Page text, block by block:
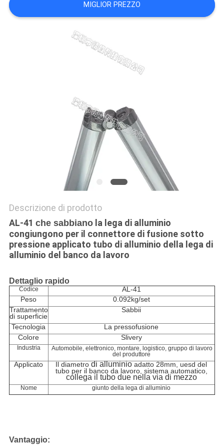
POLITICA
MIGLIOR PREZZO
Descrizione di prodotto
AL-41 che sabbianola lega di alluminio
congiungono per il connettore di fusione sotto
pressione applicato tubo di alluminio della lega di
alluminio del banco da lavoro
Dettaglio rapido
Codice
AL-41
Peso
0.092kg/set
Trattamento
di superficie
Sabbii
Tecnologia
La pressofusione
Colore
Slivery
Industria
Automobile, elettronico, montare, logistico, gruppo di lavoro
del produttore
Applicato Il diametro di alluminioadatto 28mm, uesd del
tubo per il banco da lavoro, sistema automatico,
collega il tubo due nella via di mezzo
Nome giunto della lega di alluminio
Vantaggio: